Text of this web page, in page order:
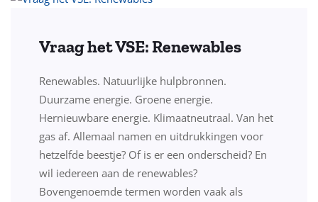
Vraag het VSE: Renewables
Renewables. Natuurlijke hulpbronnen.
Duurzame energie. Groene energie.
Hernieuwbare energie. Klimaatneutraal. Van het
gas af. Allemaal namen en uitdrukkingen voor
hetzelfde beestje? Of is er een onderscheid? En
wil iedereen aan de renewables?
Bovengenoemde termen worden vaak als